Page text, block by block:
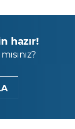
hazır!